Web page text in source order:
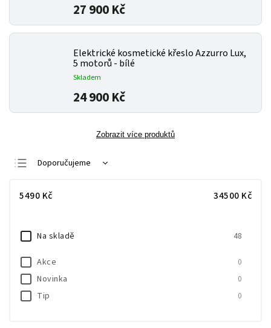
27 900 Kč
Elektrické kosmetické křeslo Azzurro Lux,
5 motorů - bílé
Skladem
24 900 Kč
Zobrazit více produktů
Doporučujeme
Nejdražší
Abecedně
5490 Kč 34500 Kč
Na skladě 48
Akce 0
Novinka 0
Tip 0